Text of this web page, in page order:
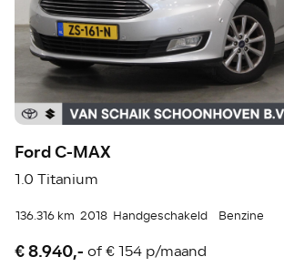
Ford C-MAX
1.0 Titanium
136.316 km 2018 Handgeschakeld Benzine
€ 8.940,- of€ 154 p/maand